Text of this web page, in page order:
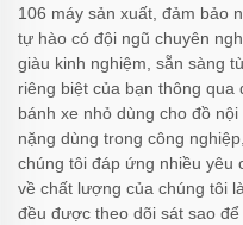
106 máy sản xuất, đảm bảo
tự hào có đội ngũ chuyên
giàu kinh nghiệm, sẵn sàng
riêng biệt của bạn thông
bánh xe nhỏ dùng cho đồ
nặng dùng trong công
chúng tôi đáp ứng nhiều yêu
về chất lượng của chúng tôi
đều được theo dõi sát sao